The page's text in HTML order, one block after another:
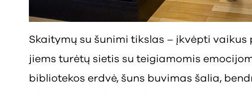
Skaitymų su šunimi tikslas – įkvėpti
jiems turėtų sietis su teigiamomis
bibliotekos erdvė, šuns buvimas šalia,